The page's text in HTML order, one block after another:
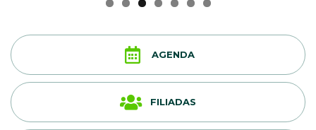
AGENDA
FILIADAS